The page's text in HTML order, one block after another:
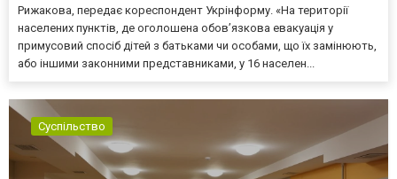
Рижакова, передає кореспондент Укрінформу. «На території
населених пунктів, де оголошена обов’язкова евакуація у
примусовий спосіб дітей з батьками чи особами, що їх замінюють,
або іншими законними представниками, у 16 населен...
Суспільство